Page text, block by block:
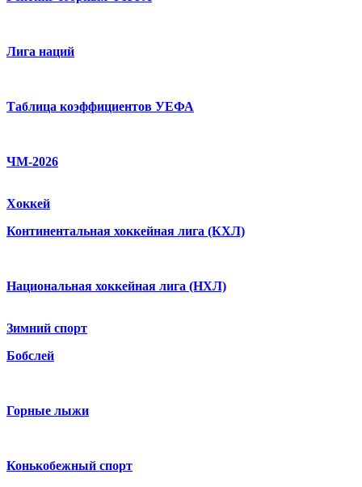
Лига наций
Таблица коэффициентов УЕФА
ЧМ-2026
Хоккей
Континентальная хоккейная лига (КХЛ)
Национальная хоккейная лига (НХЛ)
Зимний спорт
Бобслей
Горные лыжи
Конькобежный спорт